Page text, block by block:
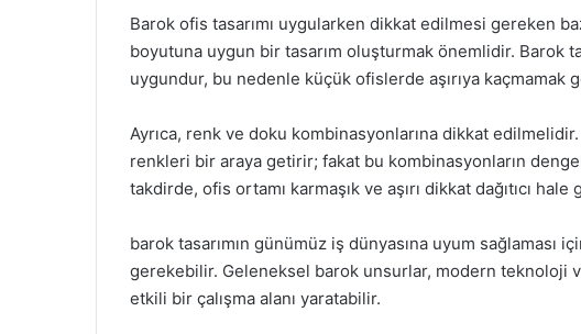
Barok ofis tasarımı uygularken dikkat edilmesi gereken
boyutuna uygun bir tasarım oluşturmak önemlidir. Barok
uygundur, bu nedenle küçük ofislerde aşırıya kaçmamak
Ayrıca, renk ve doku kombinasyonlarına dikkat
renkleri bir araya getirir; fakat bu kombinasyonların
takdirde, ofis ortamı karmaşık ve aşırı dikkat dağıtıcı hale
barok tasarımın günümüz iş dünyasına uyum
gerekebilir. Geleneksel barok unsurlar, modern teknoloji
etkili bir çalışma alanı yaratabilir.